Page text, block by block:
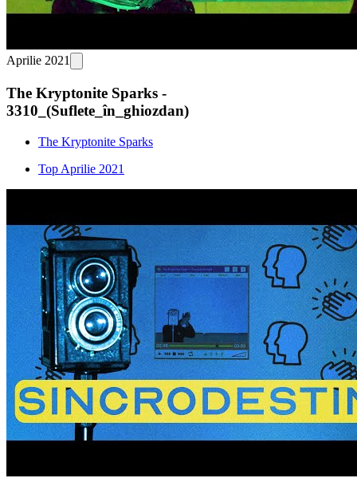
Aprilie 2021
The Kryptonite Sparks -
3310_(Suflete_în_ghiozdan)
The Kryptonite Sparks
Top Aprilie 2021